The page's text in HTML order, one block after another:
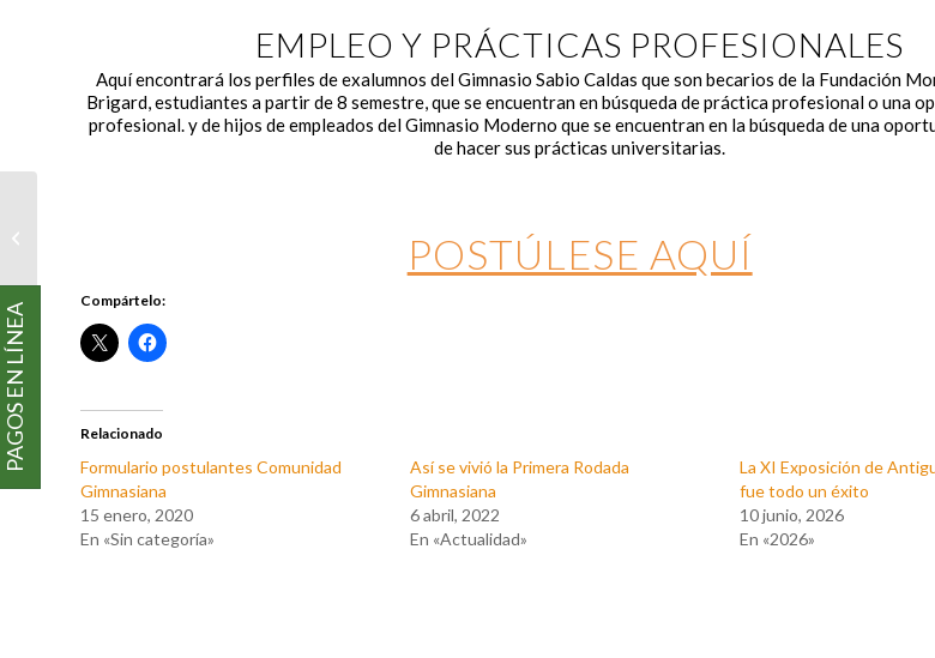
EMPLEO Y PRÁCTICAS PROFESIONALES
Aquí encontrará los perfiles de exalumnos del Gimnasio Sabio Caldas que son becarios de la Fundación
Brigard, estudiantes a partir de 8 semestre, que se encuentran en búsqueda de práctica profesional o una
profesional. y de hijos de empleados del Gimnasio Moderno que se encuentran en la búsqueda de una
de hacer sus prácticas universitarias.
POSTÚLESE AQUÍ
Compártelo:
Relacionado
Formulario postulantes Comunidad
Gimnasiana
15 enero, 2020
En «Sin categoría»
Así se vivió la Primera Rodada
Gimnasiana
6 abril, 2022
En «Actualidad»
La XI Exposición de
fue todo un éxito
10 junio, 2026
En «2026»
PAGOS EN LÍNEA